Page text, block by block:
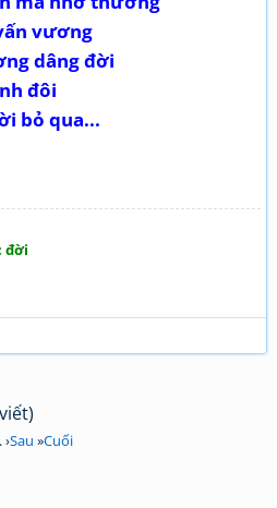
vương
dâng đời
đôi
bỏ qua...
đời
›Sau »Cuối